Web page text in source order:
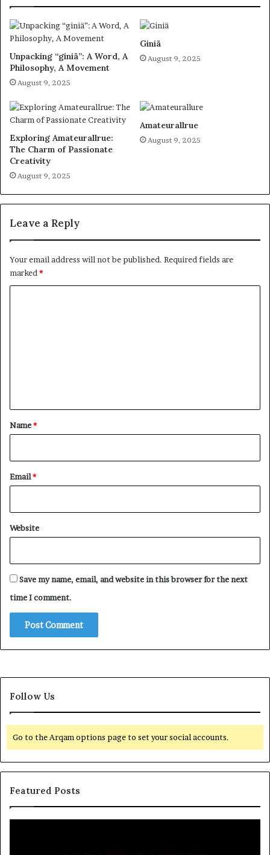
Unpacking “giniä”: A Word, A
Philosophy, A Movement
August 9, 2025
Giniä
August 9, 2025
Exploring Amateurallrue:
The Charm of Passionate
Creativity
August 9, 2025
Amateurallrue
August 9, 2025
Leave a Reply
Your email address will not be published. Required fields are
marked *
*
Name*
Email*
Website
Save my name, email, and website in this browser for the next
time I comment.
Follow Us
Go to the Arqam options page to set your social accounts.
Featured Posts